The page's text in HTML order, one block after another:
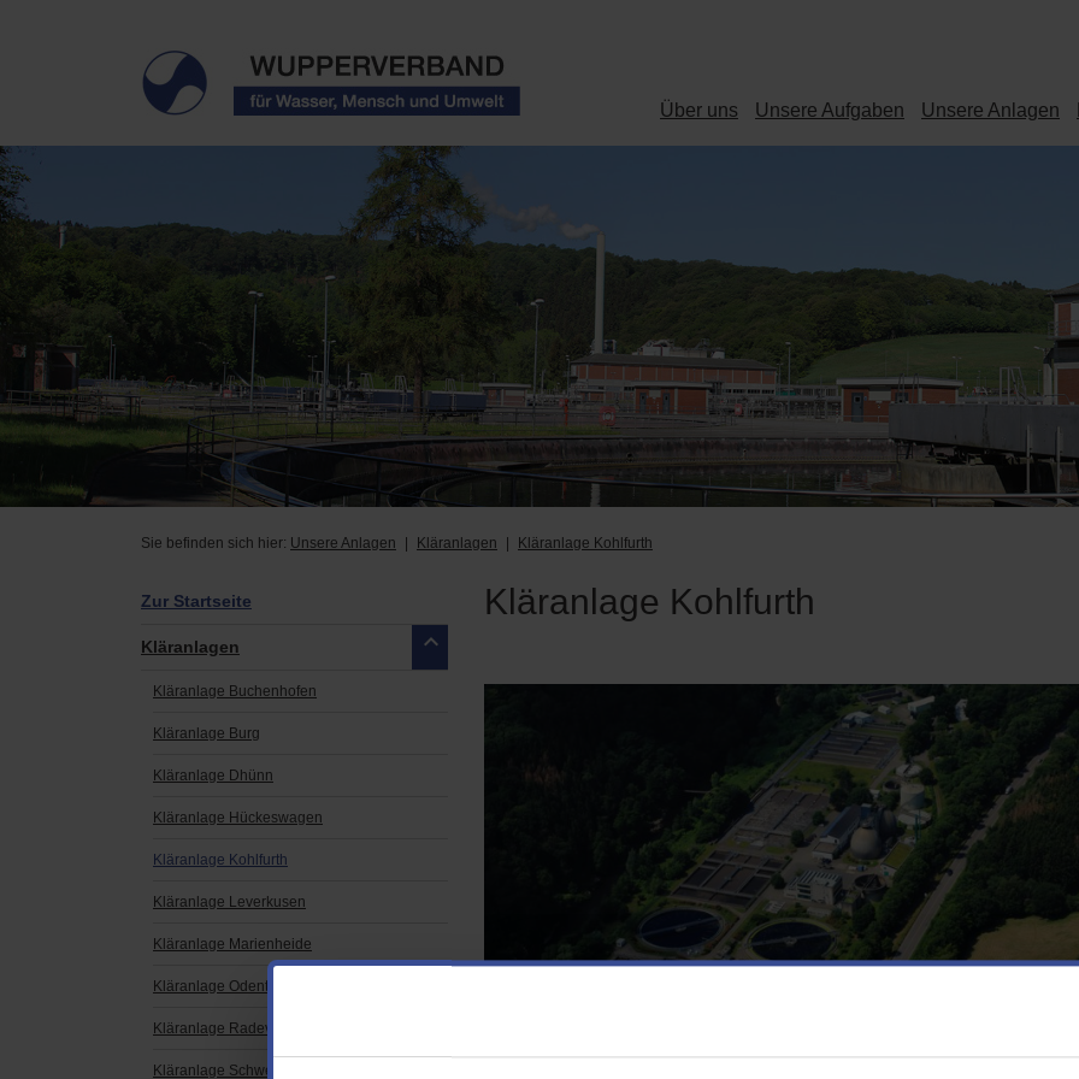
Über uns Unsere Aufgaben Unsere Anlagen
Sie befinden sich hier: Unsere Anlagen Kläranlagen Kläranlage Kohlfurth
Zur Startseite
Kläranlagen
Kläranlage Buchenhofen
Kläranlage Burg
Kläranlage Dhünn
Kläranlage Hückeswagen
Kläranlage Kohlfurth
Kläranlage Leverkusen
Kläranlage Marienheide
Kläranlage Odenthal
Kläranlage Radevormwald
Kläranlage Schwelm
Kläranlage Kohlfurth